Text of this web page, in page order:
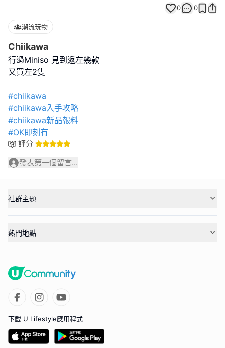
0 0
潮流玩物
Chiikawa
行過Miniso 見到返左幾款
又買左2隻
#chiikawa
#chiikawa入手攻略
#chiikawa新品報料
#OK即刻有
評分
發表第一個留言...
社群主題
熱門地點
下載 U Lifestyle應用程式